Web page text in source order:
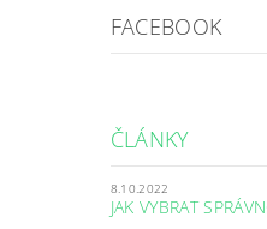
FACEBOOK
ČLÁNKY
8.10.2022
JAK VYBRAT